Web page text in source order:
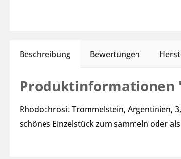
Beschreibung Bewertungen
Produktinformationen
Rhodochrosit Trommelstein, Argentinien,
schönes Einzelstück zum sammeln oder